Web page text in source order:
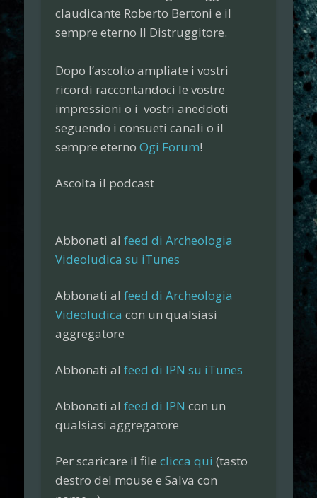
claudicante Roberto Bertonie il
sempre eterno Il Distruggitore.
Dopo l’ascolto ampliate i vostri
ricordi raccontandoci le vostre
impressioni o i vostri aneddoti
seguendo i consueti canali o il
sempre eternoOgi Forum!
Ascolta il podcast
Abbonati alfeed di Archeologia
Videoludica su iTunes
Abbonati alfeed di Archeologia
Videoludica con un qualsiasi
aggregatore
Abbonati alfeed di IPN su iTunes
Abbonati alfeed di IPN con un
qualsiasi aggregatore
Per scaricare il fileclicca qui (tasto
destro del mouse eSalva con